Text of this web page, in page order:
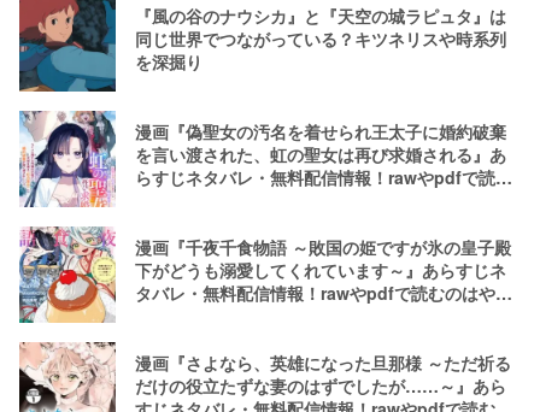
『風の谷のナウシカ』と『天空の城ラピュタ』は
同じ世界でつながっている？キツネリスや時系列
を深掘り
漫画『偽聖女の汚名を着せられ王太子に婚約破棄
を言い渡された、虹の聖女は再び求婚される』あ
らすじネタバレ・無料配信情報！rawやpdfで読む
漫画『千夜千食物語 ～敗国の姫ですが氷の皇子殿
下がどうも溺愛してくれています～』あらすじネ
タバレ・無料配信情報！rawやpdfで読むのはやめ
漫画『さよなら、英雄になった旦那様 ～ただ祈る
だけの役立たずな妻のはずでしたが……～』あら